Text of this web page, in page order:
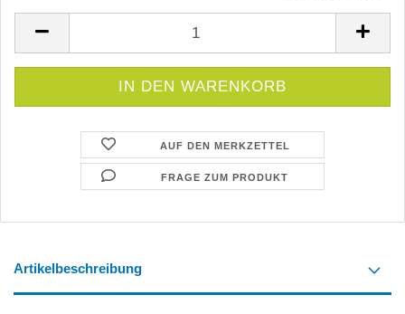
AUF DEN MERKZETTEL
FRAGE ZUM PRODUKT
Artikelbeschreibung